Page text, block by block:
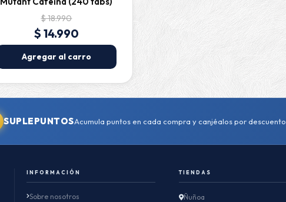
$ 18.990
$ 14.990
Agregar al carro
SUPLEPUNTOSAcumula puntos en cada compra y canjéalos por descuento
INFORMACIÓN
Sobre nosotros
TIENDAS
Ñuñoa